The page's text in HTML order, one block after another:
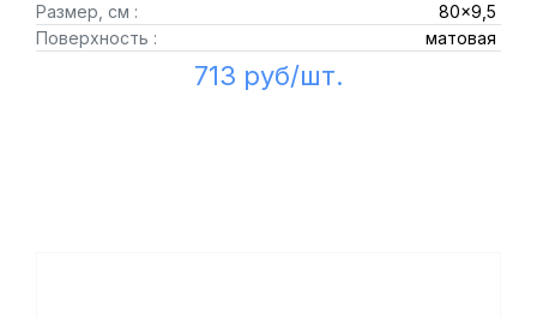
Размер, см :
80x9,5
Поверхность :
матовая
713 руб/шт.